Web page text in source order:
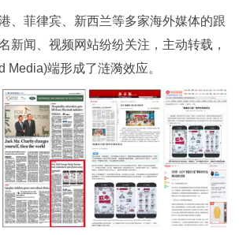
、菲律宾、新西兰等多家海外媒体的跟
新闻、视频网站纷纷关注，主动转载，
Media)端形成了涟漪效应。